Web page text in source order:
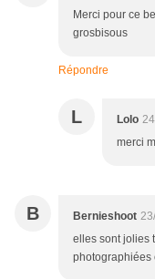
Merci pour ce
grosbisous
Répondre
L Lolo
merci
B Bernieshoot
elles sont jolies
photographiées